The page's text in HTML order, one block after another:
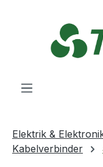
Elektrik &
Kabelverbinder